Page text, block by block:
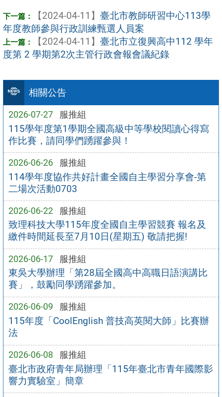
相關公告
2026-07-27 服推組
115學年度第1學期全國高級中等學校閱讀心得寫
作比賽，請同學們踴躍參與！
2026-06-26 服推組
114學年度協作共好計畫全國自主學習分享會-第
二場次活動0703
2026-06-22 服推組
致理科技大學115年度全國自主學習競賽 報名及
繳件時間延長至7月10日(星期五) 敬請把握!
2026-06-17 服推組
東吳大學辦理「第28屆全國高中高職日語演講比
賽」，鼓勵同學踴躍參加。
2026-06-09 服推組
115年度「CoolEnglish 普技高英閱大師」比賽辦
法
2026-06-08 服推組
臺北市政府青年局辦理「115年臺北市青年國際影
響力實驗室」簡章
【2024-04-11】 臺北市教師研習中心113學
年度教師參與行政訓練甄選人員案
【2024-04-11】 臺北市立復興高中112 學年
度第 2 學期第2次主管行政會報會議紀錄